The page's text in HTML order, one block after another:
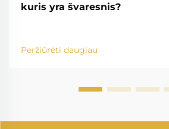
kuris yra švaresnis?
Peržiūrėti daugiau